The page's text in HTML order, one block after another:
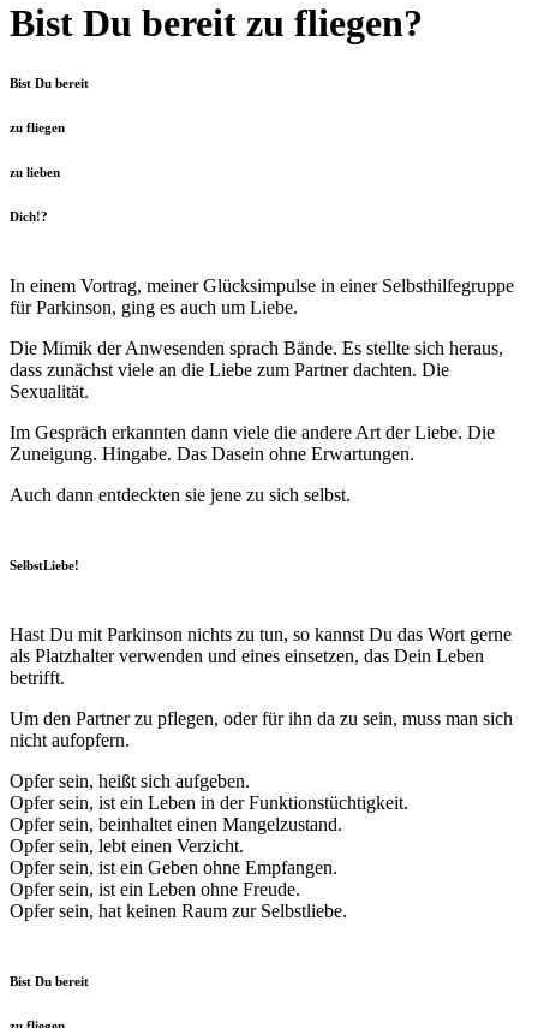
Bist Du bereit zu fliegen?
Bist Du bereit
zu fliegen
zu lieben
Dich!?
In einem Vortrag, meiner Glücksimpulse in einer Selbsthilfegruppe
für Parkinson, ging es auch um Liebe.
Die Mimik der Anwesenden sprach Bände. Es stellte sich heraus,
dass zunächst viele an die Liebe zum Partner dachten. Die
Sexualität.
Im Gespräch erkannten dann viele die andere Art der Liebe. Die
Zuneigung. Hingabe. Das Dasein ohne Erwartungen.
Auch dann entdeckten sie jene zu sich selbst.
SelbstLiebe!
Hast Du mit Parkinson nichts zu tun, so kannst Du das Wort gerne
als Platzhalter verwenden und eines einsetzen, das Dein Leben
betrifft.
Um den Partner zu pflegen, oder für ihn da zu sein, muss man sich
nicht aufopfern.
Opfer sein, heißt sich aufgeben.
Opfer sein, ist ein Leben in der Funktionstüchtigkeit.
Opfer sein, beinhaltet einen Mangelzustand.
Opfer sein, lebt einen Verzicht.
Opfer sein, ist ein Geben ohne Empfangen.
Opfer sein, ist ein Leben ohne Freude.
Opfer sein, hat keinen Raum zur Selbstliebe.
Bist Du bereit